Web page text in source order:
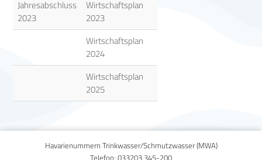
Jahresabschluss
2023
Wirtschaftsplan
2023
Wirtschaftsplan
2024
Wirtschaftsplan
2025
Havarienummern Trinkwasser/Schmutzwasser (MWA)